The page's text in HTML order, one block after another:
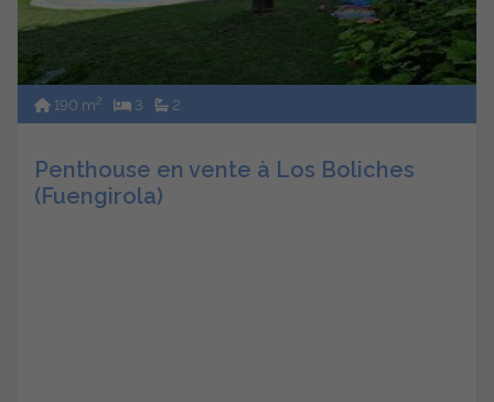
190 m2 3 2
Penthouse en vente à Los Boliches
(Fuengirola)